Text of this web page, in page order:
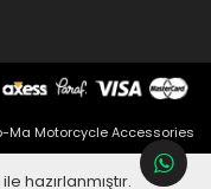
Ma Motorcycle Accessories
ile hazırlanmıştır.